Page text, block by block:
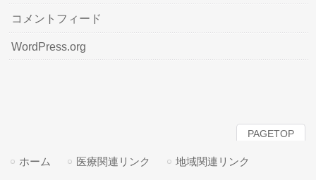
コメントフィード
WordPress.org
PAGETOP
ホーム 医療関連リンク 地域関連リンク